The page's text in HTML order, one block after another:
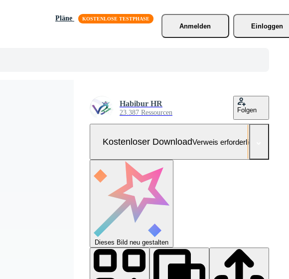
Pläne
Anmelden
Einloggen
Habibur HR
23.387 Ressourcen Folgen
Kostenloser DownloadVerweis erforderlich
Dieses Bild neu gestalten